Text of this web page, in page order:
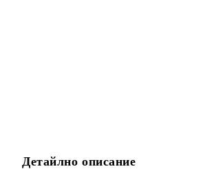
Детайлно описание